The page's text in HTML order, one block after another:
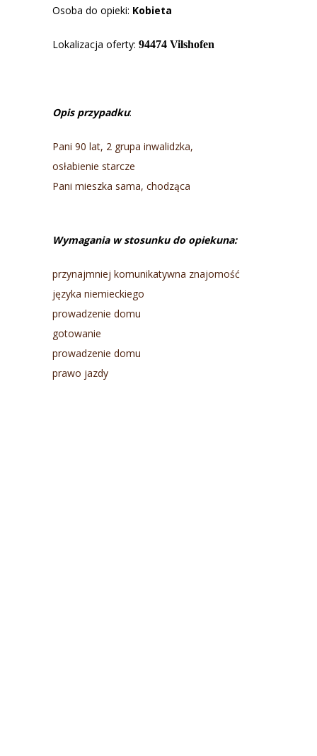
Osoba do opieki: Kobieta
Lokalizacja oferty: 94474 Vilshofen
Opis przypadku:
Pani 90 lat, 2 grupa inwalidzka,
osłabienie starcze
Pani mieszka sama, chodząca
Wymagania w stosunku do opiekuna:
przynajmniej komunikatywna znajomość
języka niemieckiego
prowadzenie domu
gotowanie
prowadzenie domu
prawo jazdy